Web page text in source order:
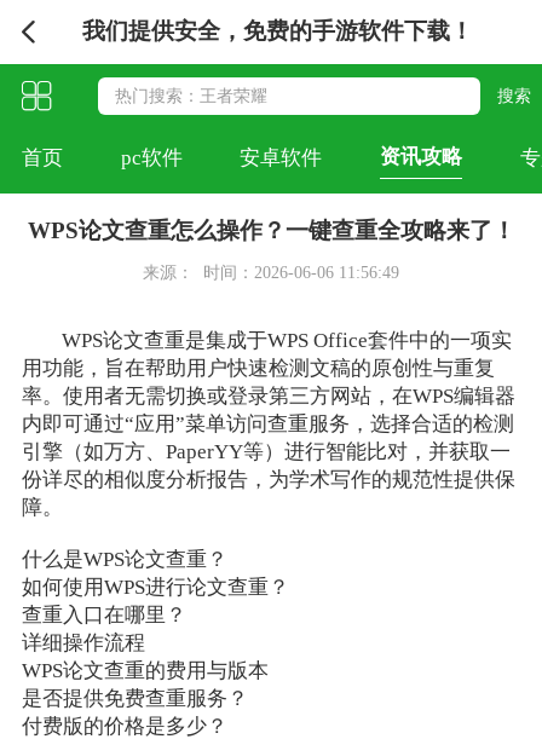
我们提供安全，免费的手游软件下载！
首页 pc软件 安卓软件 资讯攻略
WPS论文查重怎么操作？一键查重全攻略来了！
来源： 时间：2026-06-06 11:56:49
WPS论文查重是集成于WPS Office套件中的一项实
用功能，旨在帮助用户快速检测文稿的原创性与重复
率。使用者无需切换或登录第三方网站，在WPS编辑器
内即可通过“应用”菜单访问查重服务，选择合适的检测
引擎（如万方、PaperYY等）进行智能比对，并获取一
份详尽的相似度分析报告，为学术写作的规范性提供保
障。
什么是WPS论文查重？
如何使用WPS进行论文查重？
查重入口在哪里？
详细操作流程
WPS论文查重的费用与版本
是否提供免费查重服务？
付费版的价格是多少？